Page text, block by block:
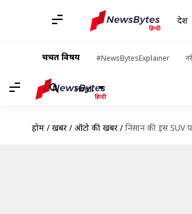
देश
चर्चित विषय #NewsBytesExplainer
Hindi
होम / खबरें / ऑटो की खबरें / निसान की इस SUV